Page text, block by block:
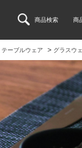
商品検索 商
テーブルウェア > グラスウ